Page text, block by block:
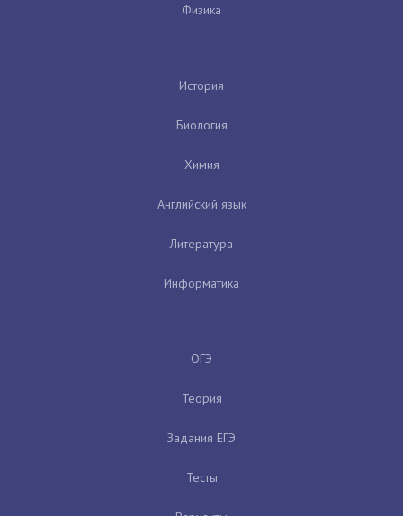
Физика
История
Биология
Химия
Английский язык
Литература
Информатика
ОГЭ
Теория
Задания ЕГЭ
Тесты